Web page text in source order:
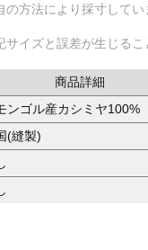
方法により採寸してい
イズと誤差が生じるこ
商品詳細
ンゴル産カシミヤ100%
(縫製)